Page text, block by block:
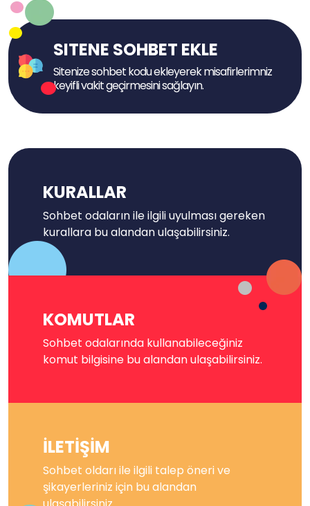
SITENE SOHBET EKLE
Sitenize sohbet kodu ekleyerek misafirlerimniz
keyifli vakit geçirmesini sağlayın.
KURALLAR
Sohbet odaların ile ilgili uyulması gereken
kurallara bu alandan ulaşabilirsiniz.
KOMUTLAR
Sohbet odalarında kullanabileceğiniz
komut bilgisine bu alandan ulaşabilirsiniz.
İLETİŞİM
Sohbet oldarı ile ilgili talep öneri ve
şikayerleriniz için bu alandan